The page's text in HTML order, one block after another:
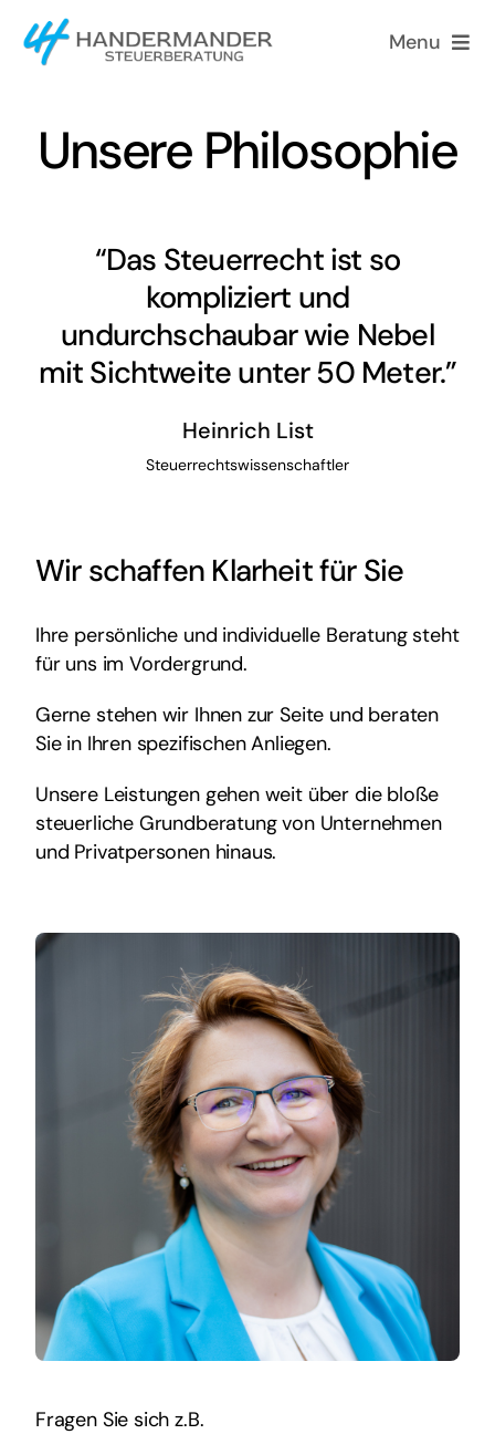
Skip
Menu
Philosophie
Aktuelles
Karriere
Unsere Philosophie
“Das Steuerrecht ist so
kompliziert und
undurchschaubar wie Nebel
mit Sichtweite unter 50 Meter.”
Heinrich List
Steuerrechtswissenschaftler
Wir schaffen Klarheit für Sie
Ihre persönliche und individuelle Beratung steht
für uns im Vordergrund.
Gerne stehen wir Ihnen zur Seite und beraten
Sie in Ihren spezifischen Anliegen.
Unsere Leistungen gehen weit über die bloße
steuerliche Grundberatung von Unternehmen
und Privatpersonen hinaus.
Fragen Sie sich z.B.